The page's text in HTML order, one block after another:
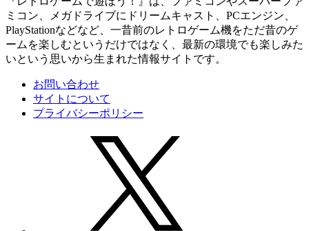
ミコン、メガドライブにドリームキャスト、PCエンジン、
PlayStationなどなど、一昔前のレトロゲーム機をただ昔のゲ
ームを楽しむというだけではなく、最新の環境でも楽しみた
いという思いから生まれた情報サイトです。
お問い合わせ
サイトについて
プライバシーポリシー